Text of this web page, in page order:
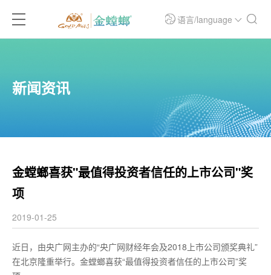
语言/language
新闻资讯
金螳螂喜获"最值得投资者信任的上市公司"奖
项
2019-01-25
近日，由央广网主办的“央广网财经年会及2018上市公司颁奖典礼”
在北京隆重举行。金螳螂喜获“最值得投资者信任的上市公司”奖